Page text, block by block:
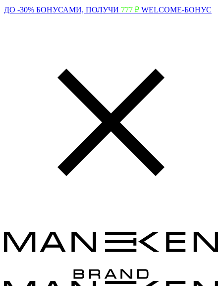
ДО -30% БОНУСАМИ, ПОЛУЧИ 777 ₽ WELCOME-БОНУС